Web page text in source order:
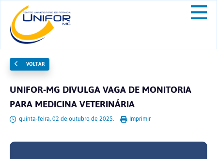
VOLTAR
UNIFOR-MG DIVULGA VAGA DE MONITORIA
PARA MEDICINA VETERINÁRIA
quinta-feira, 02 de outubro de 2025. Imprimir